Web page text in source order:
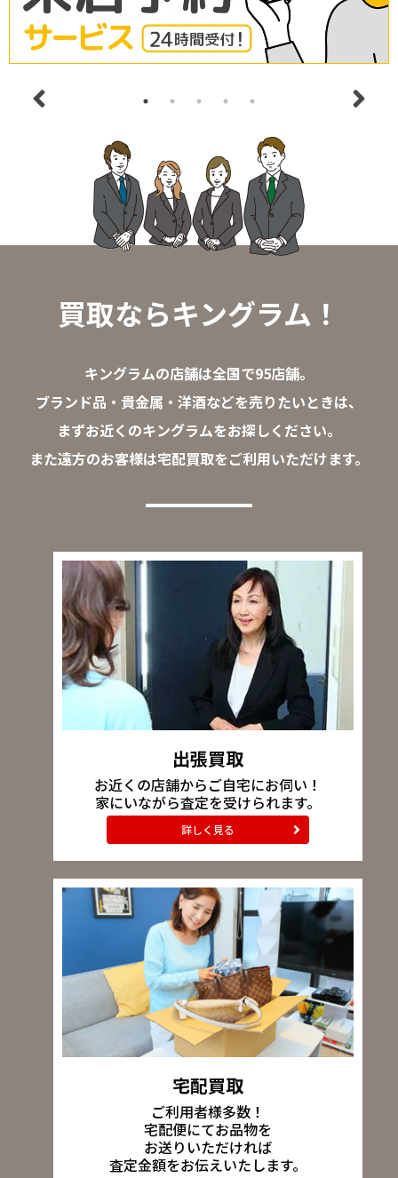
買取ならキングラム！
キングラムの店舗は全国で95店舗。
ブランド品・貴金属・洋酒などを売りたいときは、
まずお近くのキングラムをお探しください。
また遠方のお客様は宅配買取をご利用いただけます。
出張買取
お近くの店舗からご自宅にお伺い！
家にいながら査定を受けられます。
詳しく見る
宅配買取
ご利用者様多数！
宅配便にてお品物を
お送りいただければ
査定金額をお伝えいたします。